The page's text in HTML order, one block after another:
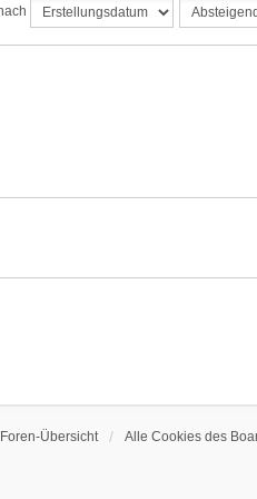
Foren-Übersicht Alle Cookies des